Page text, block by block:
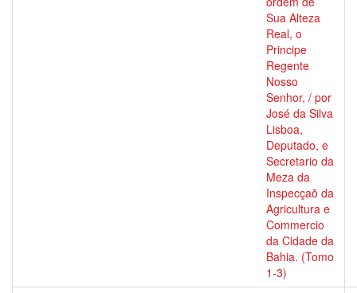
Sua Alteza
Real, o
Principe
Regente
Nosso
Senhor, / por
José da Silva
Lisboa,
Deputado, e
Secretario da
Meza da
Inspecçaõ da
Agricultura e
Commercio
da Cidade da
Bahia. (Tomo
1-3)